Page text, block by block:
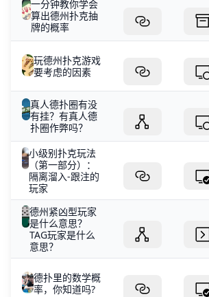
一分钟教你学会
算出德州扑克抽
牌的概率
玩德州扑克游戏
要考虑的因素
真人德扑圈有没
有挂？有真人德
扑圈作弊吗？
小级别扑克玩法
（第一部分）：
隔离溜入-跟注的
玩家
德州紧凶型玩家
是什么意思？
TAG玩家是什么
意思？
德扑里的数学概
率，你知道吗?